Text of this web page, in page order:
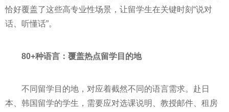
恰好覆盖了这些高专业性场景，让留学生在关键时刻“说对
话、听懂话”。
80+种语言： 覆盖热点留学目的地
不同留学目的地，对应着截然不同的语言需求。赴日
本、韩国留学的学生，需要应对选课说明、教授邮件、租房